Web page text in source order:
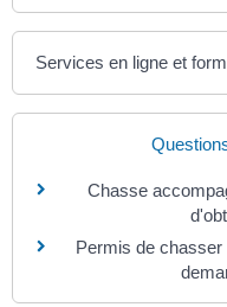
Services en ligne et
Chasse
Permis de